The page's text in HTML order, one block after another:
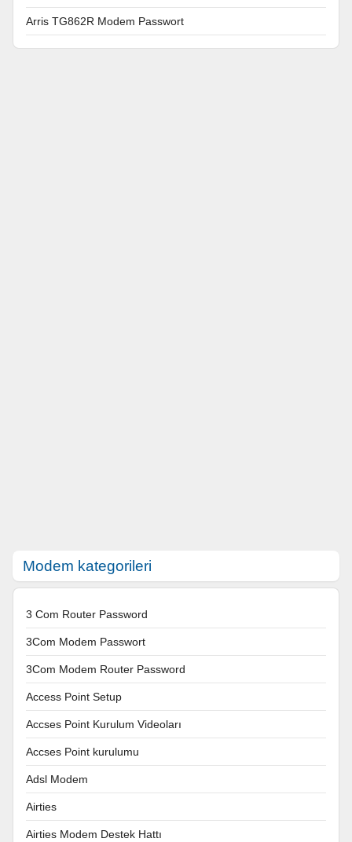
Arris TG862R Modem Passwort
Modem kategorileri
3 Com Router Password
3Com Modem Passwort
3Com Modem Router Password
Access Point Setup
Accses Point Kurulum Videoları
Accses Point kurulumu
Adsl Modem
Airties
Airties Modem Destek Hattı